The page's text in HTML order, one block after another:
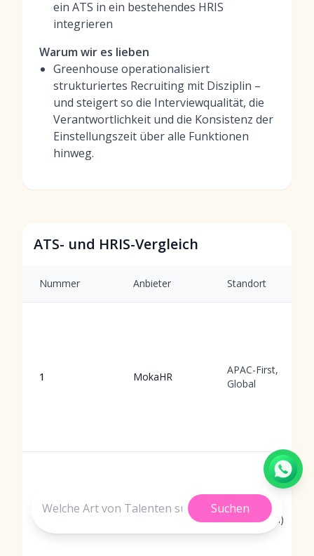
ein ATS in ein bestehendes HRIS
integrieren
Warum wir es lieben
Greenhouse operationalisiert
strukturiertes Recruiting mit Disziplin –
und steigert so die Interviewqualität, die
Verantwortlichkeit und die Konsistenz der
Einstellungszeit über alle Funktionen
hinweg.
ATS- und HRIS-Vergleich
Nummer Anbieter Standort
1 MokaHR
APAC-First,
Global
2
Workday
Pleasanton,
USA (Global)
Suchen